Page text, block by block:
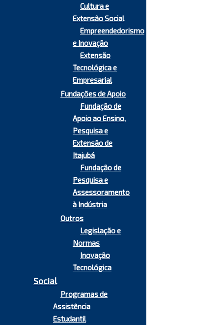
Cultura e
Extensão Social
Empreendedorismo
e Inovação
Extensão
Tecnológica e
Empresarial
Fundações de Apoio
Fundação de
Apoio ao Ensino,
Pesquisa e
Extensão de
Itajubá
Fundação de
Pesquisa e
Assessoramento
à Indústria
Outros
Legislação e
Normas
Inovação
Tecnológica
Social
Programas de
Assistência
Estudantil